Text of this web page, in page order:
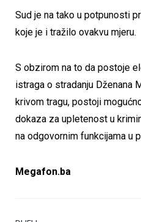
Sud je na tako u potpunosti
koje je i tražilo ovakvu mjeru.
S obzirom na to da postoje
istraga o stradanju Dženana
krivom tragu, postoji
dokaza za upletenost u
na odgovornim funkcijama u
Megafon.ba